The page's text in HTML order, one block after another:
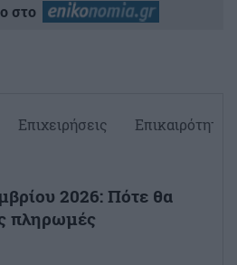
στο
Επιχειρήσεις Επικαιρότητα
2026: Πότε θα
πληρωμές